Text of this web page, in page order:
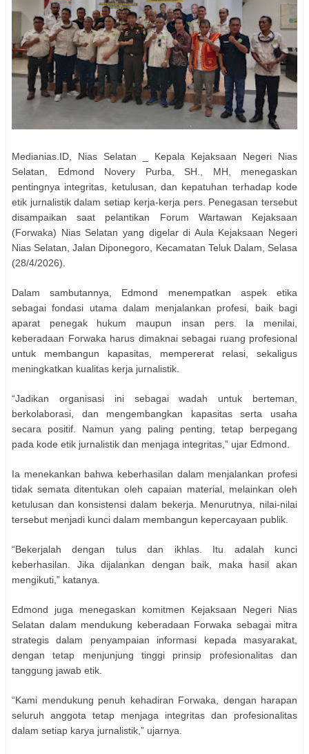
Medianias.ID, Nias Selatan _ Kepala Kejaksaan Negeri Nias
Selatan, Edmond Novery Purba, SH., MH, menegaskan
pentingnya integritas, ketulusan, dan kepatuhan terhadap kode
etik jurnalistik dalam setiap kerja-kerja pers. Penegasan tersebut
disampaikan saat pelantikan Forum Wartawan Kejaksaan
(Forwaka) Nias Selatan yang digelar di Aula Kejaksaan Negeri
Nias Selatan, Jalan Diponegoro, Kecamatan Teluk Dalam, Selasa
(28/4/2026).
Dalam sambutannya, Edmond menempatkan aspek etika
sebagai fondasi utama dalam menjalankan profesi, baik bagi
aparat penegak hukum maupun insan pers. Ia menilai,
keberadaan Forwaka harus dimaknai sebagai ruang profesional
untuk membangun kapasitas, mempererat relasi, sekaligus
meningkatkan kualitas kerja jurnalistik.
“Jadikan organisasi ini sebagai wadah untuk berteman,
berkolaborasi, dan mengembangkan kapasitas serta usaha
secara positif. Namun yang paling penting, tetap berpegang
pada kode etik jurnalistik dan menjaga integritas,” ujar Edmond.
Ia menekankan bahwa keberhasilan dalam menjalankan profesi
tidak semata ditentukan oleh capaian material, melainkan oleh
ketulusan dan konsistensi dalam bekerja. Menurutnya, nilai-nilai
tersebut menjadi kunci dalam membangun kepercayaan publik.
“Bekerjalah dengan tulus dan ikhlas. Itu adalah kunci
keberhasilan. Jika dijalankan dengan baik, maka hasil akan
mengikuti,” katanya.
Edmond juga menegaskan komitmen Kejaksaan Negeri Nias
Selatan dalam mendukung keberadaan Forwaka sebagai mitra
strategis dalam penyampaian informasi kepada masyarakat,
dengan tetap menjunjung tinggi prinsip profesionalitas dan
tanggung jawab etik.
“Kami mendukung penuh kehadiran Forwaka, dengan harapan
seluruh anggota tetap menjaga integritas dan profesionalitas
dalam setiap karya jurnalistik,” ujarnya.